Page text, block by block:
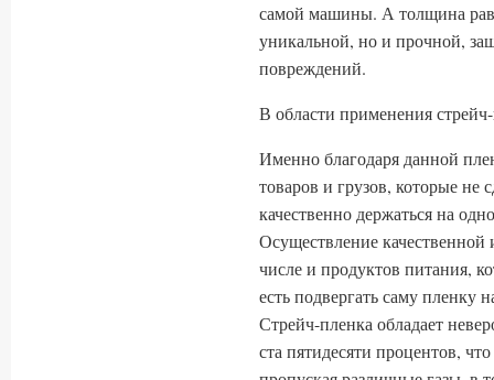
самой машины. А толщина
уникальной, но и прочной,
повреждений.
В области применения
Именно благодаря данной
товаров и грузов, которые не
качественно держаться на
Осуществление
числе и продуктов питания,
есть подвергать саму пленку
Стрейч-пленка обладает
ста пятидесяти процентов,